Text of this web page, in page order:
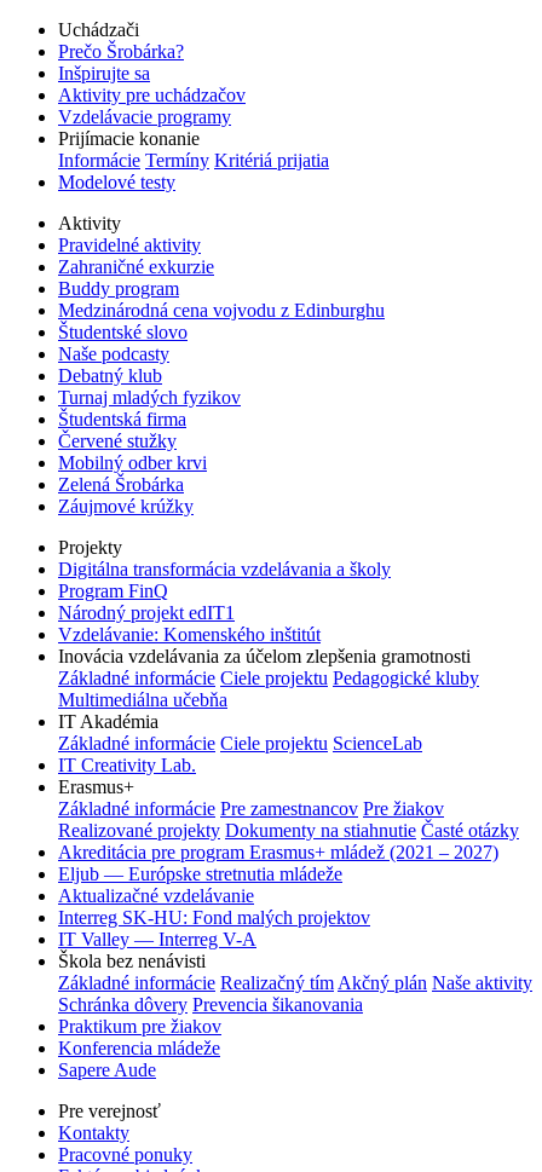
Uchádzači
Prečo Šrobárka?
Inšpirujte sa
Aktivity pre uchádzačov
Vzdelávacie programy
Prijímacie konanie
Informácie Termíny Kritériá prijatia
Modelové testy
Aktivity
Pravidelné aktivity
Zahraničné exkurzie
Buddy program
Medzinárodná cena vojvodu z Edinburghu
Študentské slovo
Naše podcasty
Debatný klub
Turnaj mladých fyzikov
Študentská firma
Červené stužky
Mobilný odber krvi
Zelená Šrobárka
Záujmové krúžky
Projekty
Digitálna transformácia vzdelávania a školy
Program FinQ
Národný projekt edIT1
Vzdelávanie: Komenského inštitút
Inovácia vzdelávania za účelom zlepšenia gramotnosti
Základné informácie Ciele projektu Pedagogické kluby
Multimediálna učebňa
IT Akadémia
Základné informácie Ciele projektu ScienceLab
IT Creativity Lab.
Erasmus+
Základné informácie Pre zamestnancov Pre žiakov
Realizované projekty Dokumenty na stiahnutie Časté otázky
Akreditácia pre program Erasmus+ mládež (2021 – 2027)
Eljub — Európske stretnutia mládeže
Aktualizačné vzdelávanie
Interreg SK-HU: Fond malých projektov
IT Valley — Interreg V-A
Škola bez nenávisti
Základné informácie Realizačný tím Akčný plán Naše aktivity
Schránka dôvery Prevencia šikanovania
Praktikum pre žiakov
Konferencia mládeže
Sapere Aude
Pre verejnosť
Kontakty
Pracovné ponuky